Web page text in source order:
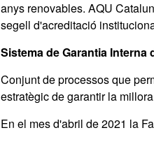
anys renovables. AQU
segell d'acreditació
Sistema de Garantia Interna
Conjunt de processos que
estratègic de garantir la
En el mes d'abril de 2021 la